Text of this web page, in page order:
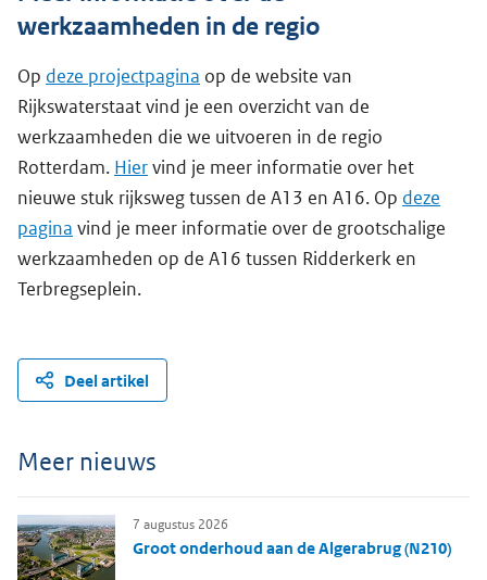
werkzaamheden in de regio
Op deze projectpagina op de website van
Rijkswaterstaat vind je een overzicht van de
werkzaamheden die we uitvoeren in de regio
Rotterdam. Hiervind je meer informatie over het
nieuwe stuk rijksweg tussen de A13 en A16. Op deze
pagina vind je meer informatie over de grootschalige
werkzaamheden op de A16 tussen Ridderkerk en
Terbregseplein.
Deel artikel
Meer nieuws
Groot onderhoud aan de Algerabrug (N210)
7 augustus 2026